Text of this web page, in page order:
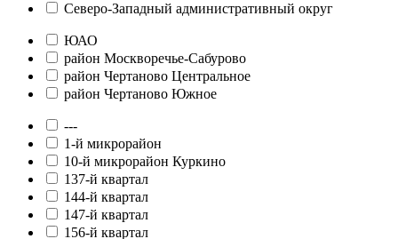
Северо-Западный административный округ
ЮАО
район Москворечье-Сабурово
район Чертаново Центральное
район Чертаново Южное
---
1-й микрорайон
10-й микрорайон Куркино
137-й квартал
144-й квартал
147-й квартал
156-й квартал